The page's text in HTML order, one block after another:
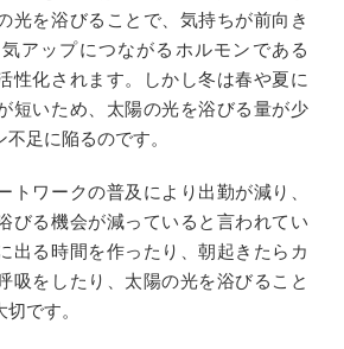
光を浴びることで、気持ちが前向き
アップにつながるホルモンである
性化されます。しかし冬は春や夏に
短いため、太陽の光を浴びる量が少
足に陥るのです。
トワークの普及により出勤が減り、
びる機会が減っていると言われてい
出る時間を作ったり、朝起きたらカ
吸をしたり、太陽の光を浴びること
です。